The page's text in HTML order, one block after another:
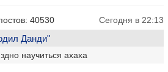
40530 Сегодня в 22:13
Данди"
научиться ахаха